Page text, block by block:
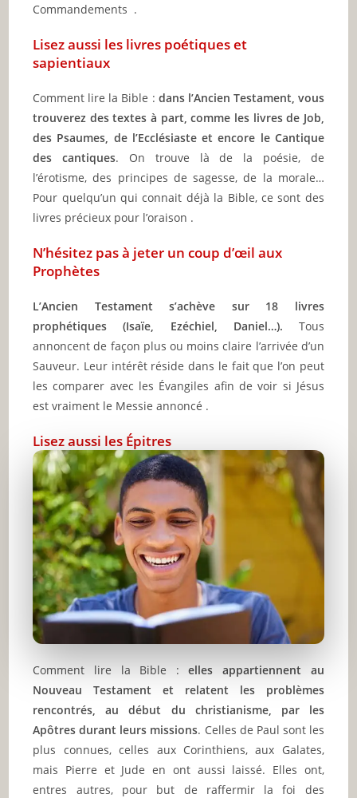
Commandements .
Lisez aussi les livres poétiques et
sapientiaux
Comment lire la Bible : dans l’Ancien Testament, vous
trouverez des textes à part, comme les livres de Job,
des Psaumes, de l’Ecclésiaste et encore le Cantique
des cantiques. On trouve là de la poésie, de
l’érotisme, des principes de sagesse, de la morale…
Pour quelqu’un qui connait déjà la Bible, ce sont des
livres précieux pour l’oraison .
N’hésitez pas à jeter un coup d’œil aux
Prophètes
L’Ancien Testament s’achève sur 18 livres
prophétiques (Isaïe, Ezéchiel, Daniel…). Tous
annoncent de façon plus ou moins claire l’arrivée d’un
Sauveur. Leur intérêt réside dans le fait que l’on peut
les comparer avec les Évangiles afin de voir si Jésus
est vraiment le Messie annoncé .
Lisez aussi les Épitres
Comment lire la Bible :elles appartiennent au
Nouveau Testament et relatent les problèmes
rencontrés, au début du christianisme, par les
Apôtres durant leurs missions. Celles de Paul sont les
plus connues, celles aux Corinthiens, aux Galates,
mais Pierre et Jude en ont aussi laissé. Elles ont,
entres autres, pour but de raffermir la foi des